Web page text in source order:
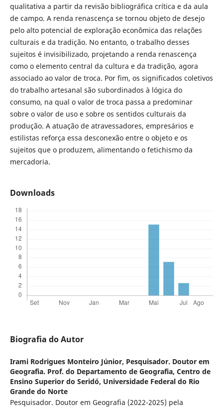
qualitativa a partir da revisão bibliográfica crítica e da aula
de campo. A renda renascença se tornou objeto de desejo
pelo alto potencial de exploração econômica das relações
culturais e da tradição. No entanto, o trabalho desses
sujeitos é invisibilizado, projetando a renda renascença
como o elemento central da cultura e da tradição, agora
associado ao valor de troca. Por fim, os significados coletivos
do trabalho artesanal são subordinados à lógica do
consumo, na qual o valor de troca passa a predominar
sobre o valor de uso e sobre os sentidos culturais da
produção. A atuação de atravessadores, empresários e
estilistas reforça essa desconexão entre o objeto e os
sujeitos que o produzem, alimentando o fetichismo da
mercadoria.
Downloads
Biografia do Autor
Irami Rodrigues Monteiro Júnior, Pesquisador. Doutor em
Geografia. Prof. do Departamento de Geografia, Centro de
Ensino Superior do Seridó, Universidade Federal do Rio
Grande do Norte
Pesquisador. Doutor em Geografia (2022-2025) pela